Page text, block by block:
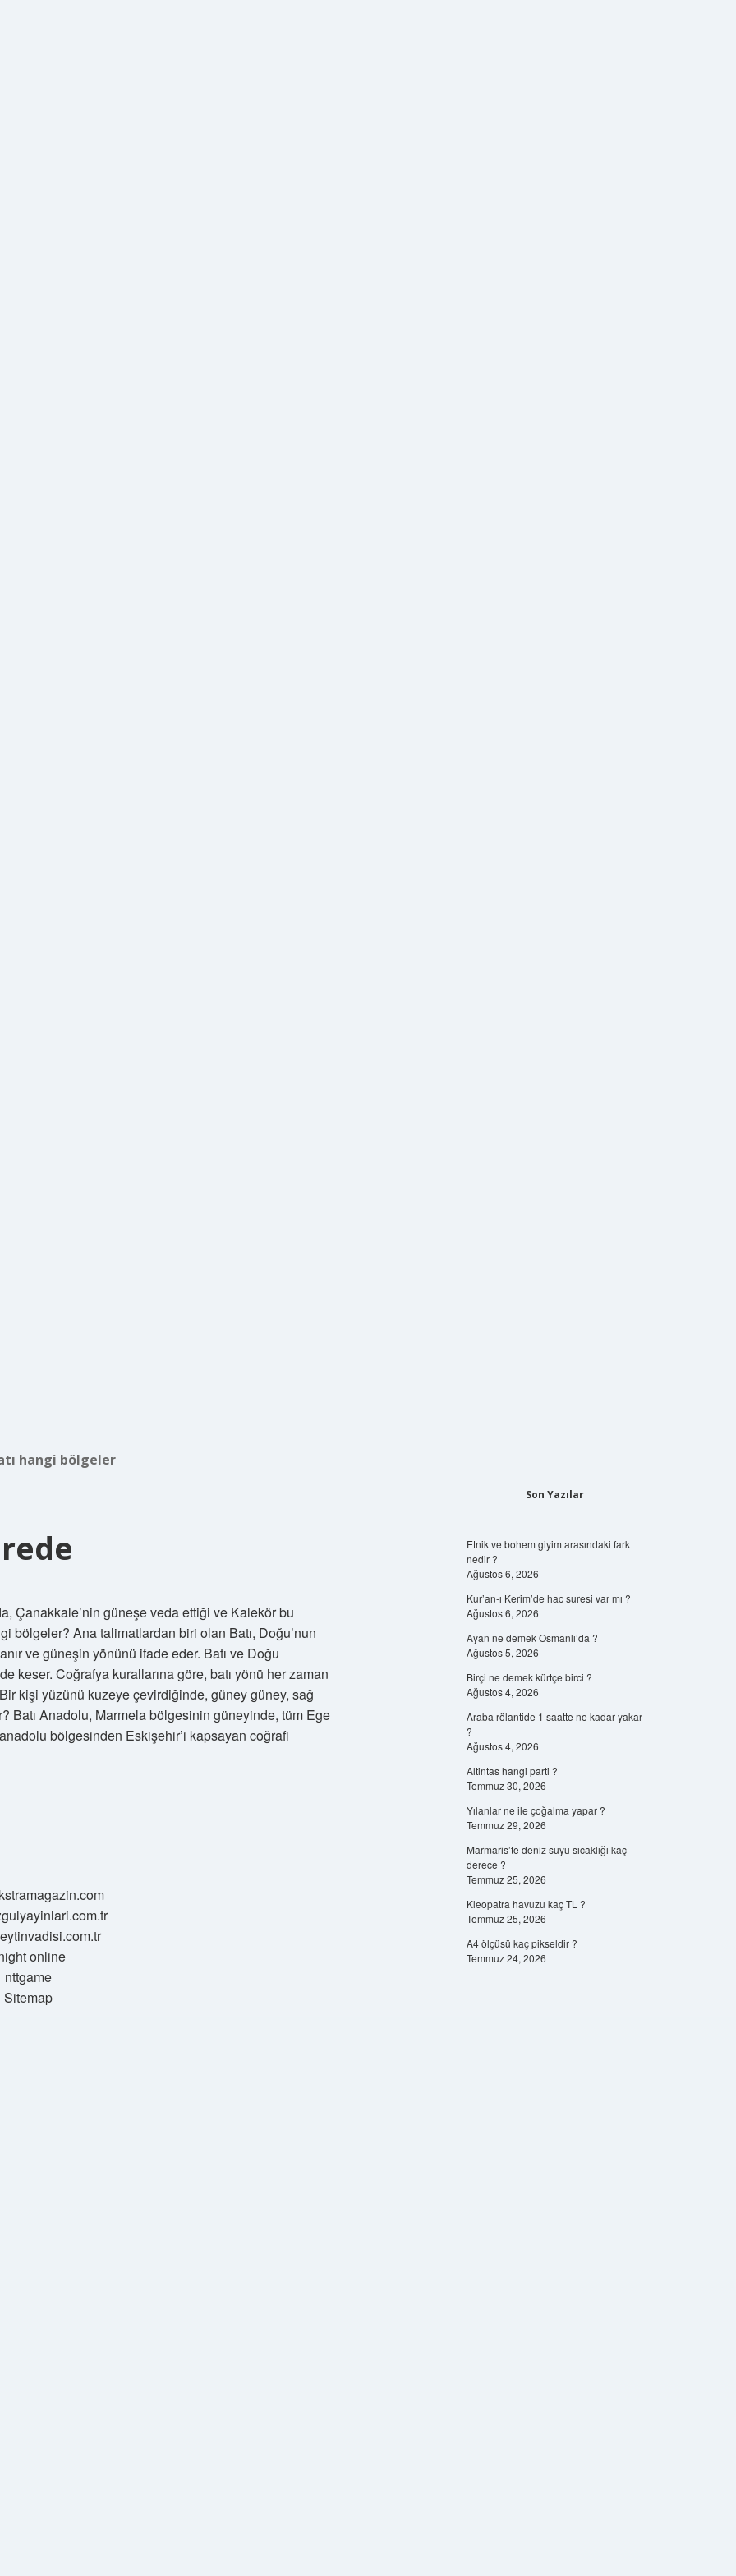
hangi bölgeler
Çanakkale’nin güneşe veda ettiği ve Kalekör bu
bölgeler? Ana talimatlardan biri olan Batı, Doğu’nun
ve güneşin yönünü ifade eder. Batı ve Doğu
keser. Coğrafya kurallarına göre, batı yönü her zaman
kişi yüzünü kuzeye çevirdiğinde, güney güney, sağ
Batı Anadolu, Marmela bölgesinin güneyinde, tüm Ege
bölgesinden Eskişehir’i kapsayan coğrafi
online
nttgame
Sitemap
Son Yazılar
Etnik ve bohem giyim arasındaki fark
nedir ?
Ağustos 6, 2026
Kur’an-ı Kerim’de hac suresi var mı ?
Ağustos 6, 2026
Ayan ne demek Osmanlı’da ?
Ağustos 5, 2026
Birçi ne demek kürtçe birci ?
Ağustos 4, 2026
Araba rölantide 1 saatte ne kadar yakar
?
Ağustos 4, 2026
Altintas hangi parti ?
Temmuz 30, 2026
Yılanlar ne ile çoğalma yapar ?
Temmuz 29, 2026
Marmaris’te deniz suyu sıcaklığı kaç
derece ?
Temmuz 25, 2026
Kleopatra havuzu kaç TL ?
Temmuz 25, 2026
A4 ölçüsü kaç pikseldir ?
Temmuz 24, 2026